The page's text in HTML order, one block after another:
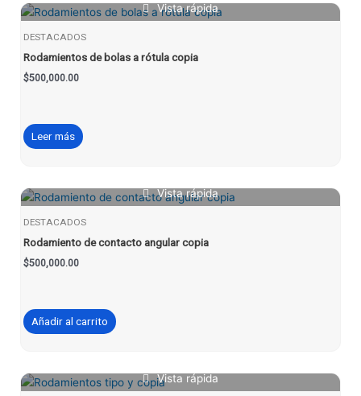
Vista rápida
DESTACADOS
Rodamientos de bolas a rótula copia
$500,000.00
Leer más
Vista rápida
DESTACADOS
Rodamiento de contacto angular copia
$500,000.00
Añadir al carrito
Vista rápida